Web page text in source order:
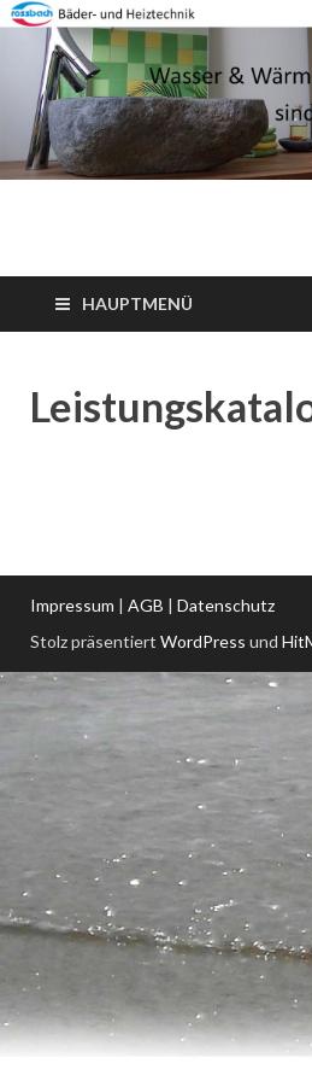
HAUPTMENÜ
Impressum | AGB | Datenschutz
Stolz präsentiert WordPress und